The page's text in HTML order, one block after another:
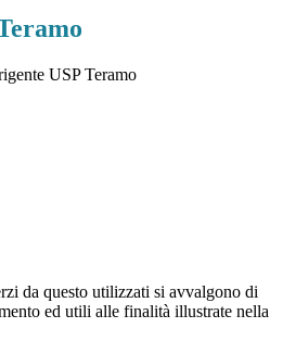
USP Teramo
da questo utilizzati si avvalgono di
ed utili alle finalità illustrate nella